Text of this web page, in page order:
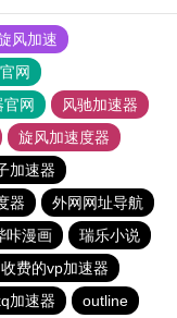
风加速
网
官网
风驰加速器
旋风加速度器
加速器
器
外网网址导航
咔漫画
瑞乐小说
费的vp加速器
加速器 outline